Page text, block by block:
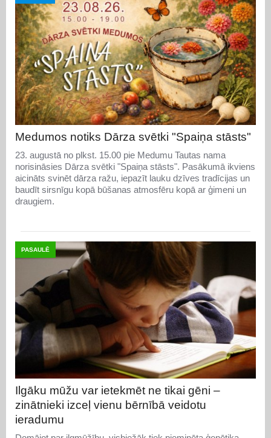
Medumos notiks Dārza svētki "Spaiņa stāsts"
23. augustā no plkst. 15.00 pie Medumu Tautas nama
norisināsies Dārza svētki "Spaiņa stāsts". Pasākumā ikviens
aicināts svinēt dārza ražu, iepazīt lauku dzīves tradīcijas un
baudīt sirsnīgu kopā būšanas atmosfēru kopā ar ģimeni un
draugiem.
PASAULĒ
Ilgāku mūžu var ietekmēt ne tikai gēni –
zinātnieki izceļ vienu bērnībā veidotu
ieradumu